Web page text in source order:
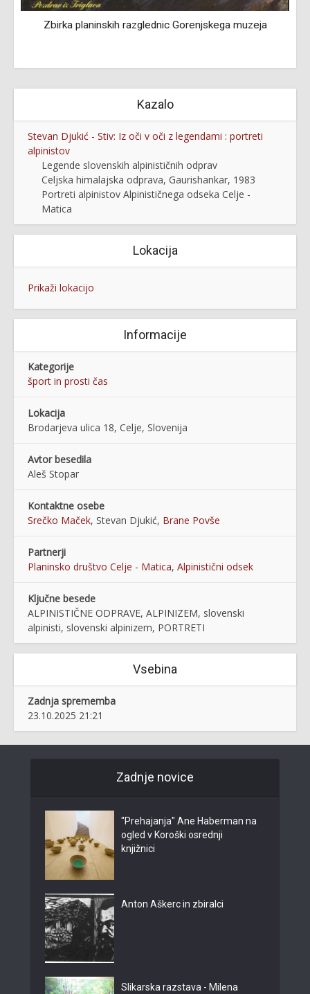
Zbirka planinskih razglednic Gorenjskega muzeja
Kazalo
Stevan Djukić - Stiv: Iz oči v oči z legendami : portreti
alpinistov
Legende slovenskih alpinističnih odprav
Celjska himalajska odprava, Gaurishankar, 1983
Portreti alpinistov Alpinističnega odseka Celje -
Matica
Lokacija
Prikaži lokacijo
Informacije
Kategorije
šport in prosti čas
Lokacija
Brodarjeva ulica 18, Celje, Slovenija
Avtor besedila
Aleš Stopar
Kontaktne osebe
Srečko Maček, Stevan Djukić, Brane Povše
Partnerji
Planinsko društvo Celje - Matica, Alpinistični odsek
Ključne besede
ALPINISTIČNE ODPRAVE, ALPINIZEM, slovenski
alpinisti, slovenski alpinizem, PORTRETI
Vsebina
Zadnja sprememba
23.10.2025 21:21
Zadnje novice
"Prehajanja" Ane Haberman na
ogled v Koroški osrednji
knjižnici
Anton Aškerc in zbiralci
Slikarska razstava - Milena